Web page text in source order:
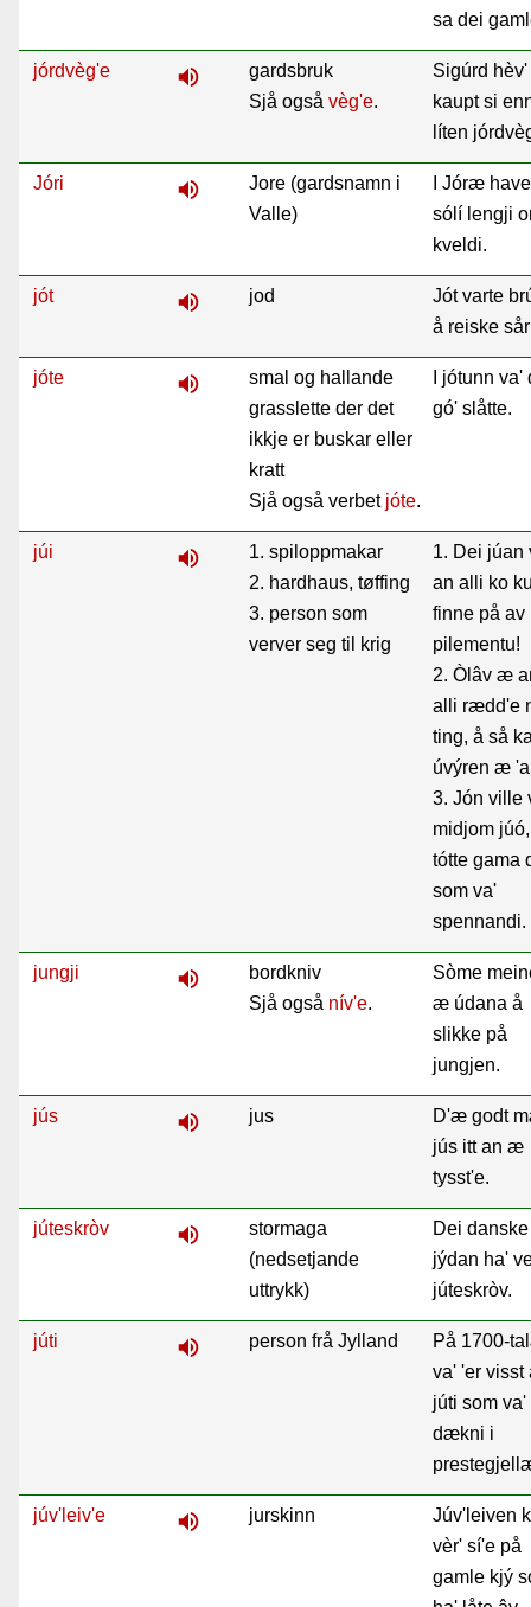
sa dei
jórdvèg'e volume_up
gardsbruk
Sjå også vèg'e.
Sigúrd hèv'
kaupt si
líten
Jóri volume_up
Jore (gardsnamn i
Valle)
I Jóræ
sólí lengji
kveldi.
jót volume_up jod
Jót varte
å reiske
jóte volume_up
smal og hallande
grasslette der det
ikkje er buskar eller
kratt
Sjå også verbet jóte.
I jótunn va'
gó' slåtte.
júi volume_up
1. spiloppmakar
2. hardhaus, tøffing
3. person som
verver seg til krig
1. Dei júan
an alli ko
finne på av
pilementu!
2. Òlâv æ
alli rædd'e
ting, å så
úvýren æ
3. Jón ville
midjom
tótte gama
som va'
spennandi.
jungji volume_up
bordkniv
Sjå også nív'e.
Sòme
æ údana å
slikke på
jungjen.
jús volume_up jus
D'æ godt
jús itt an æ
tysst'e.
júteskròv volume_up
stormaga
(nedsetjande
uttrykk)
Dei danske
jýdan ha'
júteskròv.
júti volume_up person frå Jylland
På 1700-
va' 'er visst
júti som va'
dækni i
júv'leiv'e volume_up jurskinn
Júv'leiven
vèr' sí'e på
gamle kjý